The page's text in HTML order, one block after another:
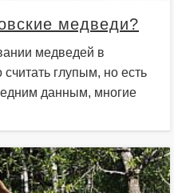
медведи?
медведей в
глупым, но есть
данным, многие